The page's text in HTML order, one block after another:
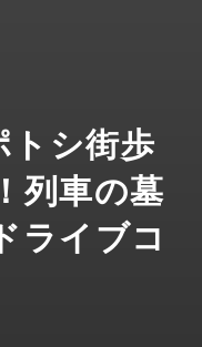
トシ街歩
列車の墓
ライブコ